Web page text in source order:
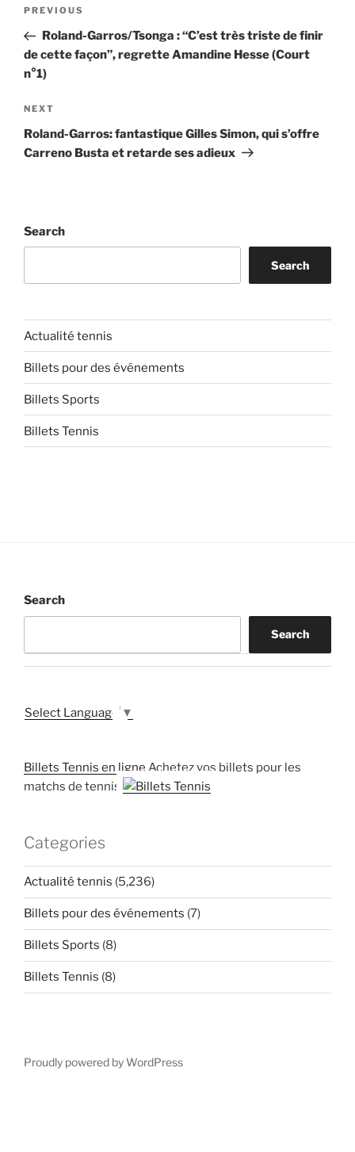
Previous
Post
PREVIOUS
Roland-Garros/Tsonga : “C’est très triste de finir
de cette façon”, regrette Amandine Hesse (Court
n°1)
Next
Post
NEXT
Roland-Garros: fantastique Gilles Simon, qui s’offre
Carreno Busta et retarde ses adieux
Search
Search
Actualité tennis
Billets pour des événements
Billets Sports
Billets Tennis
Search
Search
Select Language ▼
Billets Tennis en ligne Achetez vos billets pour les
matchs de tennis
Categories
Actualité tennis (5,236)
Billets pour des événements (7)
Billets Sports (8)
Billets Tennis (8)
Proudly powered by WordPress